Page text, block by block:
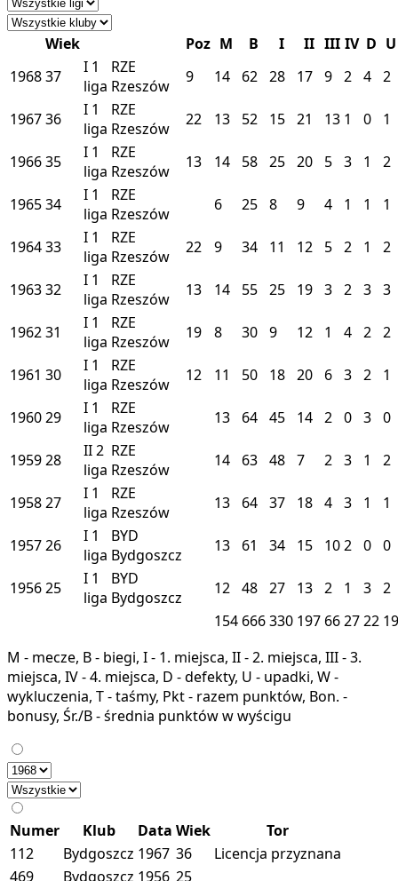
Wiek Poz M B I II III IV D U
196837 I 1
liga
RZE
Rzeszów
9 14 62 28 17 9 2 4 2
196736 I 1
liga
RZE
Rzeszów
22 13 52 15 21 13 1 0 1
196635 I 1
liga
RZE
Rzeszów
13 14 58 25 20 5 3 1 2
196534 I 1
liga
RZE
Rzeszów
6 25 8 9 4 1 1 1
196433 I 1
liga
RZE
Rzeszów
22 9 34 11 12 5 2 1 2
196332 I 1
liga
RZE
Rzeszów
13 14 55 25 19 3 2 3 3
196231 I 1
liga
RZE
Rzeszów
19 8 30 9 12 1 4 2 2
1961 30 I 1
liga
RZE
Rzeszów
12 11 50 18 20 6 3 2 1
196029 I 1
liga
RZE
Rzeszów
13 64 45 14 2 0 3 0
195928 II2
liga
RZE
Rzeszów
14 63 48 7 2 3 1 2
195827 I 1
liga
RZE
Rzeszów
13 64 37 18 4 3 1 1
195726 I 1
liga
BYD
Bydgoszcz
13 61 34 15 102 0 0
195625 I 1
liga
BYD
Bydgoszcz
12 48 27 13 2 1 3 2
154 666330 197 662722 19
M - mecze, B - biegi, I - 1. miejsca, II - 2. miejsca, III - 3.
miejsca, IV - 4. miejsca, D - defekty, U - upadki, W -
wykluczenia, T - taśmy, Pkt - razem punktów, Bon. -
bonusy, Śr./B - średnia punktów w wyścigu
Numer Klub Data Wiek
Tor
112
Bydgoszcz 1967 36
Licencja przyznana
469
Bydgoszcz 1956 25